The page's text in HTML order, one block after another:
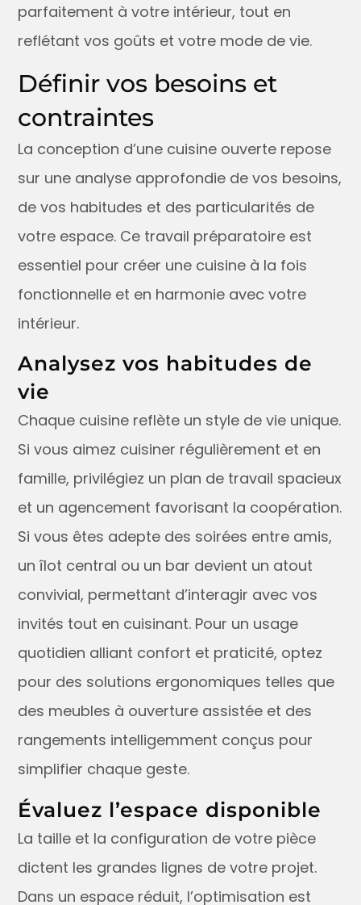
parfaitement à votre intérieur, tout en
reflétant vos goûts et votre mode de vie.
Définir vos besoins et
contraintes
La conception d’une cuisine ouverte repose
sur une analyse approfondie de vos besoins,
de vos habitudes et des particularités de
votre espace. Ce travail préparatoire est
essentiel pour créer une cuisine à la fois
fonctionnelle et en harmonie avec votre
intérieur.
Analysez vos habitudes de
vie
Chaque cuisine reflète un style de vie unique.
Si vous aimez cuisiner régulièrement et en
famille, privilégiez un plan de travail spacieux
et un agencement favorisant la coopération.
Si vous êtes adepte des soirées entre amis,
un îlot central ou un bar devient un atout
convivial, permettant d’interagir avec vos
invités tout en cuisinant. Pour un usage
quotidien alliant confort et praticité, optez
pour des solutions ergonomiques telles que
des meubles à ouverture assistée et des
rangements intelligemment conçus pour
simplifier chaque geste.
Évaluez l’espace disponible
La taille et la configuration de votre pièce
dictent les grandes lignes de votre projet.
Dans un espace réduit, l’optimisation est